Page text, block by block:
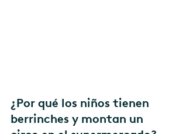
¿Por qué los niños tienen
berrinches y montan un